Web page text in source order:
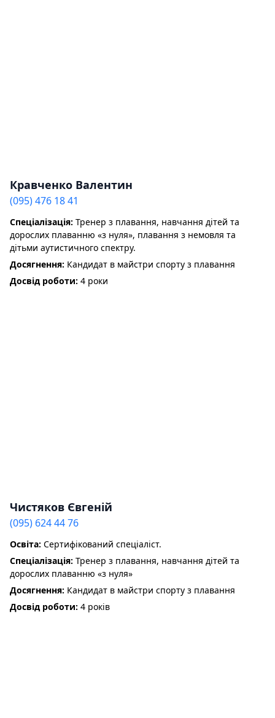
Кравченко Валентин
(095) 476 18 41
Спеціалізація: Тренер з плавання, навчання дітей та
дорослих плаванню «з нуля», плавання з немовля та
дітьми аутистичного спектру.
Досягнення: Кандидат в майстри спорту з плавання
Досвід роботи: 4 роки
Чистяков Євгеній
(095) 624 44 76
Освіта: Сертифікований спеціаліст.
Спеціалізація: Тренер з плавання, навчання дітей та
дорослих плаванню «з нуля»
Досягнення: Кандидат в майстри спорту з плавання
Досвід роботи: 4 років